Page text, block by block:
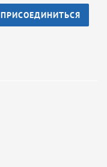
ПРИСОЕДИНИТЬСЯ